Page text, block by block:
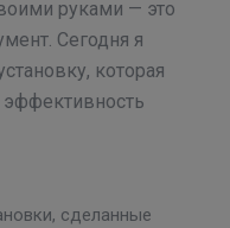
руками — это
Сегодня я
которая
эффективность
сделанные